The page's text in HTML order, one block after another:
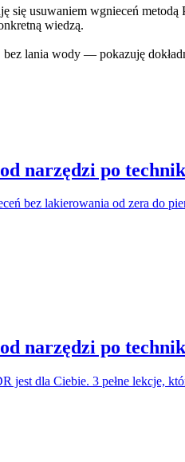
się usuwaniem wgnieceń
wiedzą.
lania wody — pokazuję
narzędzi po
bez lakierowania od zera do
narzędzi po
jest dla Ciebie. 3 pełne lekcje,